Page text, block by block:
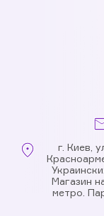
г. Киев,
Магазин
метро.